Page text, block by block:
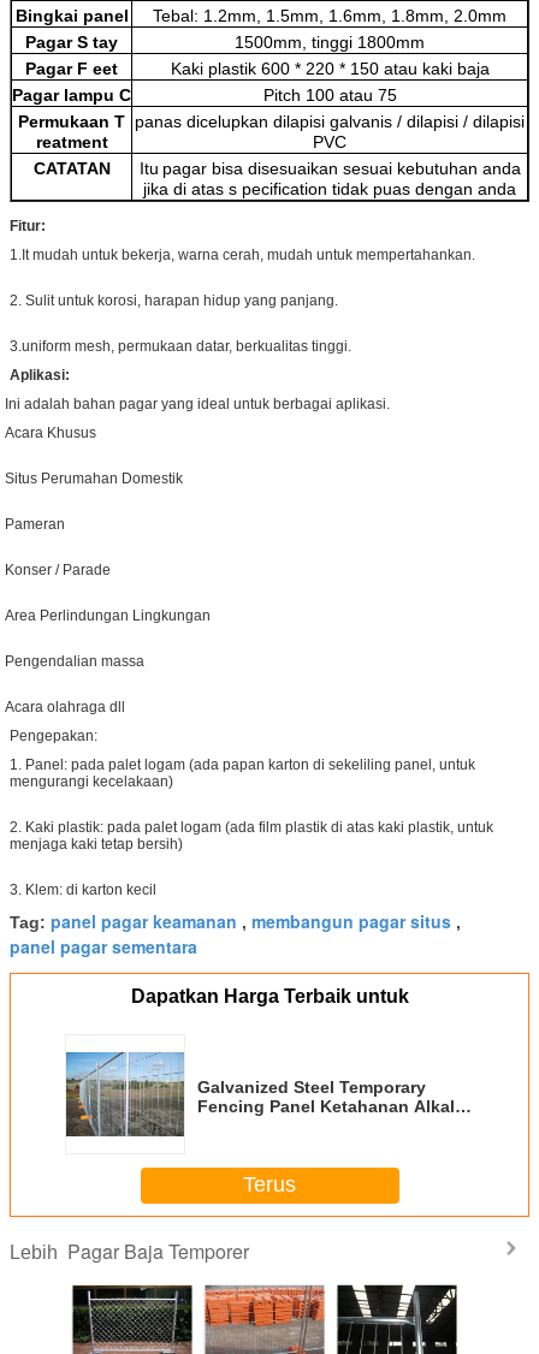
Bingkai panel
Tebal: 1.2mm, 1.5mm, 1.6mm, 1.8mm, 2.0mm
Pagar S tay
1500mm, tinggi 1800mm
Pagar F eet
Kaki plastik 600 * 220 * 150 atau kaki baja
Pagar lampu C
Pitch 100 atau 75
Permukaan T
reatment
panas dicelupkan dilapisi galvanis / dilapisi / dilapisi
PVC
CATATAN
Itu pagar bisa disesuaikan sesuai kebutuhan anda
jika di atas s pecification tidak puas dengan anda
Fitur:
1.It mudah untuk bekerja, warna cerah, mudah untuk mempertahankan.
2. Sulit untuk korosi, harapan hidup yang panjang.
3.uniform mesh, permukaan datar, berkualitas tinggi.
Aplikasi:
Ini adalah bahan pagar yang ideal untuk berbagai aplikasi.
Acara Khusus
Situs Perumahan Domestik
Pameran
Konser / Parade
Area Perlindungan Lingkungan
Pengendalian massa
Acara olahraga dll
Pengepakan:
1. Panel: pada palet logam (ada papan karton di sekeliling panel, untuk
mengurangi kecelakaan)
2. Kaki plastik: pada palet logam (ada film plastik di atas kaki plastik, untuk
menjaga kaki tetap bersih)
3. Klem: di karton kecil
Tag: panel pagar keamanan , membangun pagar situs ,
panel pagar sementara
Dapatkan Harga Terbaik untuk
Galvanized Steel Temporary
Fencing Panel Ketahanan Alkali
Terus
Lebih Pagar Baja Temporer